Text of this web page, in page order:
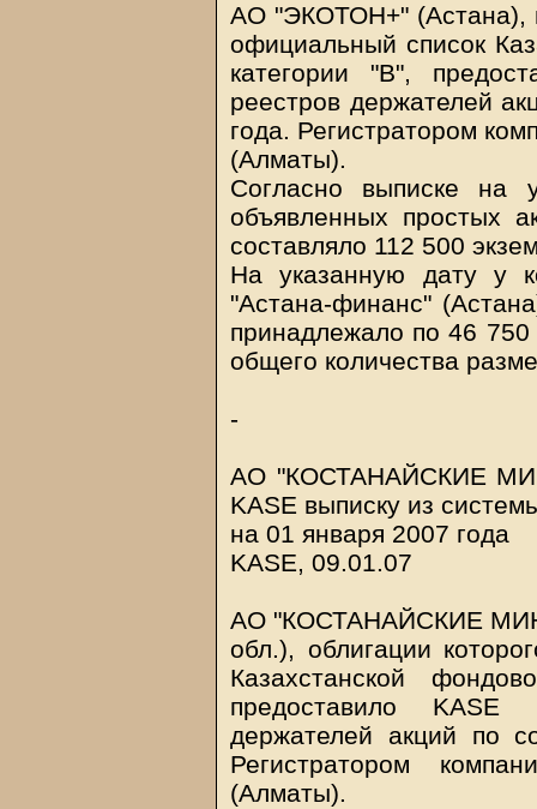
АО "ЭКОТОН+" (Астана),
официальный список
категории "В",
реестров держателей
года. Регистратором
(Алматы).
Согласно выписке на
объявленных простых
составляло 112 500
На указанную дату у
"Астана-финанс"
принадлежало по 46
общего количества
-
АО "КОСТАНАЙСКИЕ
KASE выписку из
на 01 января 2007 года
KASE, 09.01.07
АО "КОСТАНАЙСКИЕ
обл.), облигации
Казахстанской
предоставило
держателей акций по
Регистратором
(Алматы).